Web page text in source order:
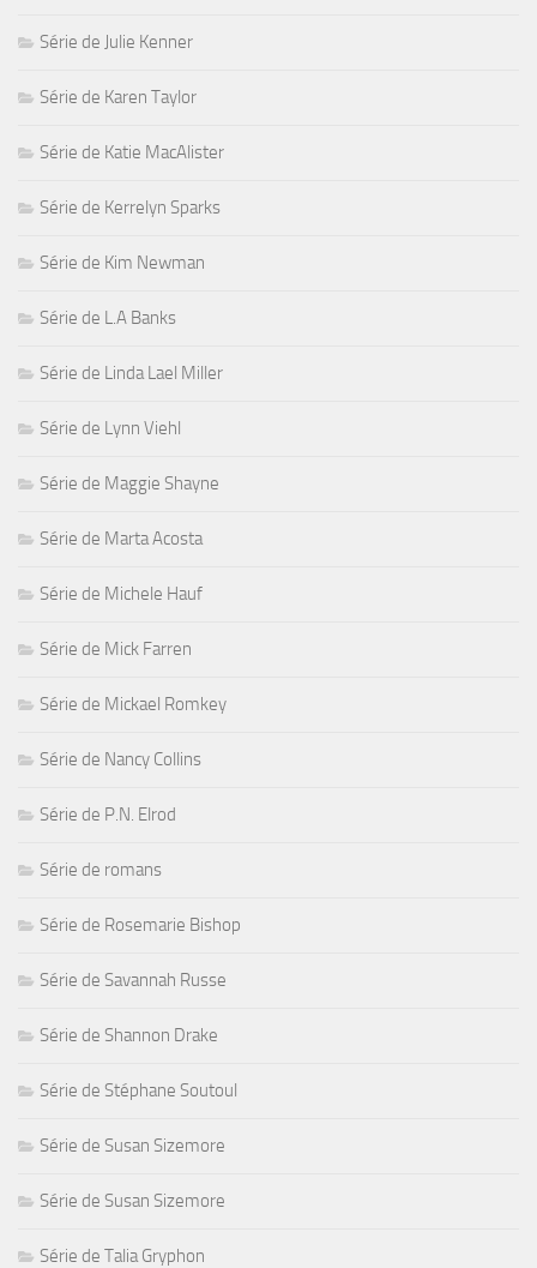
Série de Julie Kenner
Série de Karen Taylor
Série de Katie MacAlister
Série de Kerrelyn Sparks
Série de Kim Newman
Série de L.A Banks
Série de Linda Lael Miller
Série de Lynn Viehl
Série de Maggie Shayne
Série de Marta Acosta
Série de Michele Hauf
Série de Mick Farren
Série de Mickael Romkey
Série de Nancy Collins
Série de P.N. Elrod
Série de romans
Série de Rosemarie Bishop
Série de Savannah Russe
Série de Shannon Drake
Série de Stéphane Soutoul
Série de Susan Sizemore
Série de Susan Sizemore
Série de Talia Gryphon